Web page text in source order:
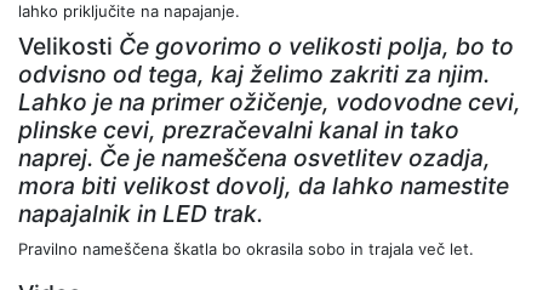
lahko priključite na napajanje.
Velikosti Če govorimo o velikosti polja, bo to
odvisno od tega, kaj želimo zakriti za njim.
Lahko je na primer ožičenje, vodovodne cevi,
plinske cevi, prezračevalni kanal in tako
naprej. Če je nameščena osvetlitev ozadja,
mora biti velikost dovolj, da lahko namestite
napajalnik in LED trak.
Pravilno nameščena škatla bo okrasila sobo in trajala več let.